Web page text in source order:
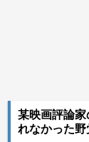
某映画評論
れなかった